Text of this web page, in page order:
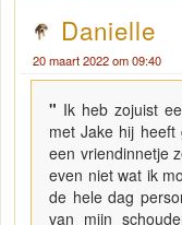
Danielle
20 maart 2022 om 09:40
" Ik heb zojuist
met Jake hij
een vriendinnetje
even niet wat ik
de hele dag
van mijn